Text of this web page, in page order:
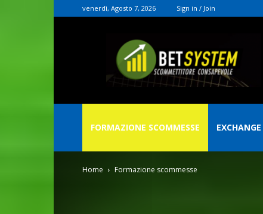
venerdì, Agosto 7, 2026 Sign in / Join
Christian
Rocconi
FORMAZIONE SCOMMESSE EXCHANGE
Home Formazione scommesse